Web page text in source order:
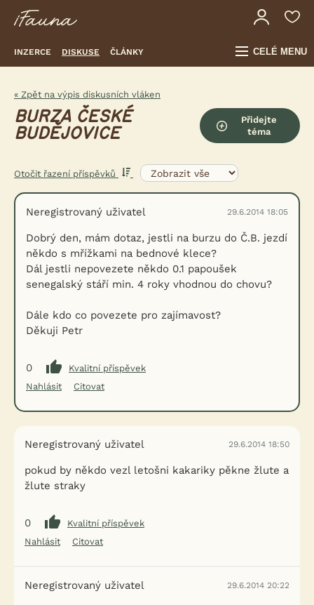
INZERCE DISKUSE ČLÁNKY CELÉ MENU
« Zpět na výpis diskusních vláken
BURZA ČESKÉ
BUDĚJOVICE
Přidejte
téma
Otočit řazení příspěvků
Neregistrovaný uživatel 29.6.2014 18:05
Dobrý den, mám dotaz, jestli na burzu do Č.B. jezdí
někdo s mřížkami na bednové klece?
Dál jestli nepovezete někdo 0.1 papoušek
senegalský stáří min. 4 roky vhodnou do chovu?
Dále kdo co povezete pro zajímavost?
Děkuji Petr
0
Kvalitní příspěvek
Nahlásit
Citovat
Neregistrovaný uživatel 29.6.2014 18:50
pokud by někdo vezl letošni kakariky pěkne žlute a
žlute straky
0
Kvalitní příspěvek
Nahlásit
Citovat
Neregistrovaný uživatel 29.6.2014 20:22